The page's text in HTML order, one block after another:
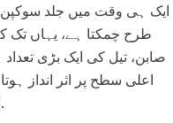
ایک ہی وقت میں جلد سوکپن
طرح چمکتا ہے، یہاں تک
صابن، تیل کی ایک بڑی
اعلی سطح پر اثر انداز
اگر جلد سیبم کی زیادہ مقدار پیدا کرتا ہے، تو اس کو مکمل طور پر خرابی کرنے کی کوشش نہ کریں.